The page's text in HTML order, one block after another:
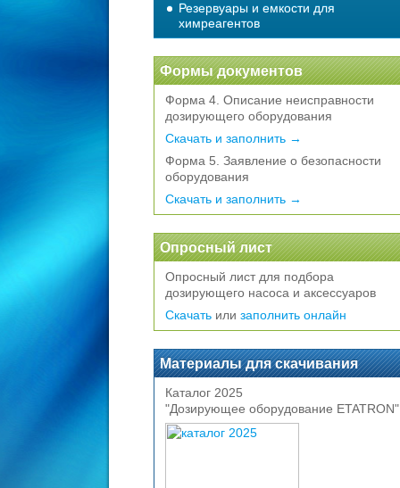
Резервуары и емкости для
химреагентов
Формы документов
Форма 4. Описание неисправности
дозирующего оборудования
Скачать и заполнить →
Форма 5. Заявление о безопасности
оборудования
Скачать и заполнить →
Опросный лист
Опросный лист для подбора
дозирующего насоса и аксессуаров
Скачать или заполнить онлайн
Материалы для скачивания
Каталог 2025
"Дозирующее оборудование ETATRON"